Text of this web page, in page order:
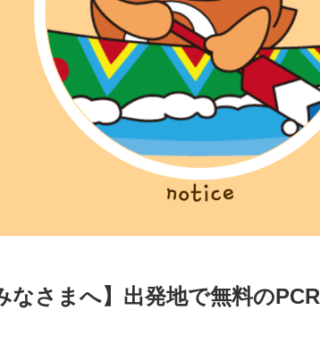
さまへ】出発地で無料の